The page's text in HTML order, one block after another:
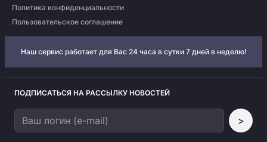
Политика конфиденциальности
Пользовательское соглашение
Наш сервис работает для Вас 24 часа в сутки 7 дней в неделю!
ПОДПИСАТЬСЯ НА РАССЫЛКУ НОВОСТЕЙ